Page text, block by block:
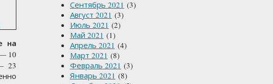
на
10
23
Сентябрь 2021 (3)
Август 2021 (3)
Июль 2021 (2)
Май 2021 (1)
Апрель 2021 (4)
Март 2021 (8)
Февраль 2021 (3)
Январь 2021 (8)